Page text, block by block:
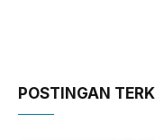
POSTINGAN